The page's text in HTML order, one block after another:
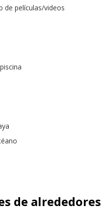
de películas/videos
de alrededores